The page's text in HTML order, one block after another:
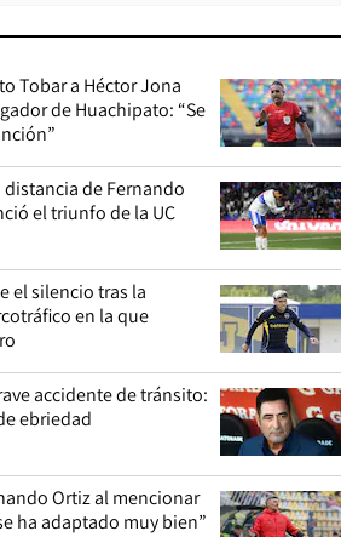
Tobar a Héctor Jona
de Huachipato: “Se
distancia de Fernando
el triunfo de la UC
el silencio tras la
en la que
accidente de tránsito:
ebriedad
Ortiz al mencionar
ha adaptado muy bien”